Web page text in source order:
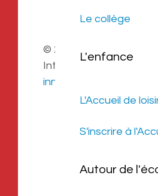
Le collège
L'enfance
L'Accueil de
S'inscrire à
Autour de
© 2026 Mairie de
Internet réalisé par
innovations